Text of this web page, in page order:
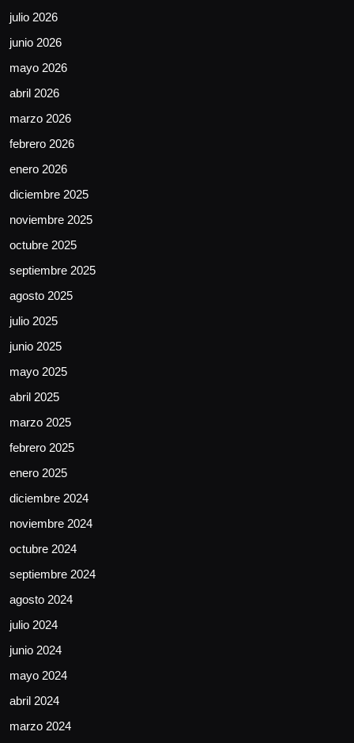
julio 2026
junio 2026
mayo 2026
abril 2026
marzo 2026
febrero 2026
enero 2026
diciembre 2025
noviembre 2025
octubre 2025
septiembre 2025
agosto 2025
julio 2025
junio 2025
mayo 2025
abril 2025
marzo 2025
febrero 2025
enero 2025
diciembre 2024
noviembre 2024
octubre 2024
septiembre 2024
agosto 2024
julio 2024
junio 2024
mayo 2024
abril 2024
marzo 2024